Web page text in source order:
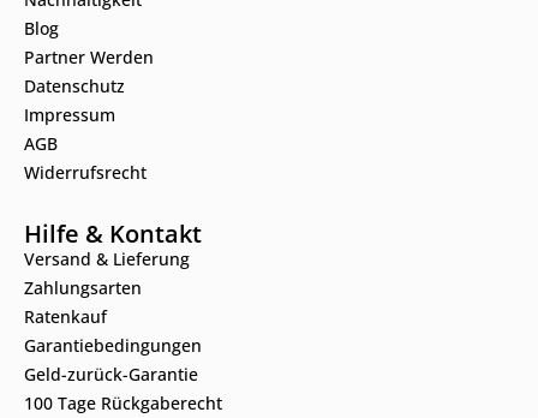
Blog
Partner Werden
Datenschutz
Impressum
AGB
Widerrufsrecht
Hilfe & Kontakt
Versand & Lieferung
Zahlungsarten
Ratenkauf
Garantiebedingungen
Geld-zurück-Garantie
100 Tage Rückgaberecht